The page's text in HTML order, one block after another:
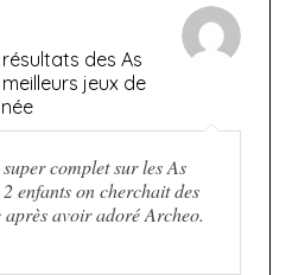
des As
jeux de
complet sur les As
enfants on cherchait des
avoir adoré Archeo.